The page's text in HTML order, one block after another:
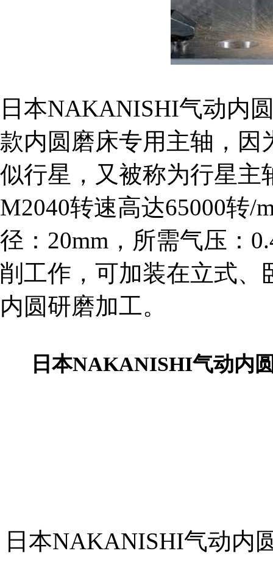
营业执照
日本NAKANISHI气动内
款内圆磨床专用主轴，因
似行星，又被称为行星主
M2040转速高达65000转/
径：20mm，所需气压：
削工作，可加装在立式、
内圆研磨加工。
日本NAKANISHI气动内
日本NAKANISHI气动内